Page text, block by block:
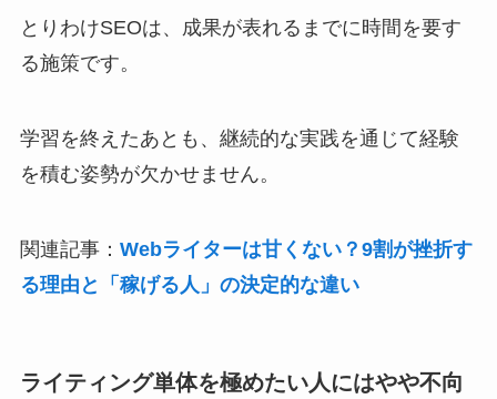
とりわけSEOは、成果が表れるまでに時間を要す
る施策です。
学習を終えたあとも、継続的な実践を通じて経験
を積む姿勢が欠かせません。
関連記事： Webライターは甘くない？9割が挫折す
る理由と「稼げる人」の決定的な違い
ライティング単体を極めたい人にはやや不向